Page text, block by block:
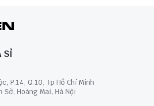
SỈ
P.14, Q.10, Tp Hồ Chí Minh
Sở, Hoàng Mai, Hà Nội